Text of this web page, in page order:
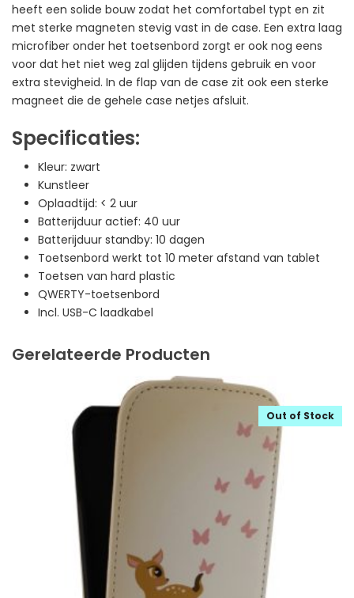
heeft een solide bouw zodat het comfortabel typt en zit
met sterke magneten stevig vast in de case. Een extra laag
microfiber onder het toetsenbord zorgt er ook nog eens
voor dat het niet weg zal glijden tijdens gebruik en voor
extra stevigheid. In de flap van de case zit ook een sterke
magneet die de gehele case netjes afsluit.
Specificaties:
Kleur: zwart
Kunstleer
Oplaadtijd: < 2 uur
Batterijduur actief: 40 uur
Batterijduur standby: 10 dagen
Toetsenbord werkt tot 10 meter afstand van tablet
Toetsen van hard plastic
QWERTY-toetsenbord
Incl. USB-C laadkabel
Gerelateerde Producten
Out of Stock